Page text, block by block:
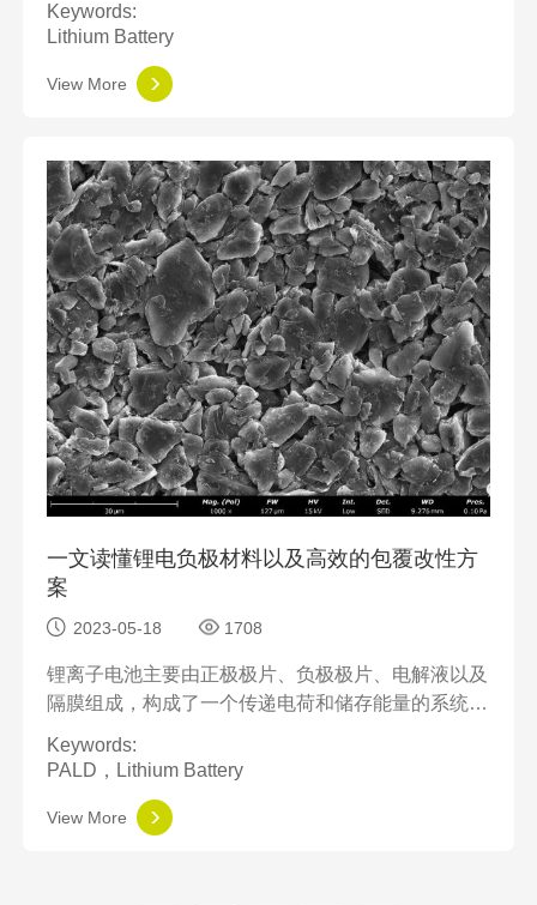
Keywords:
Lithium Battery
View More
一文读懂锂电负极材料以及高效的包覆改性方
案
2023-05-18 1708
锂离子电池主要由正极极片、负极极片、电解液以及
隔膜组成，构成了一个传递电荷和储存能量的系统。
这次和大家聊聊负极。
Keywords:
PALD，Lithium Battery
View More